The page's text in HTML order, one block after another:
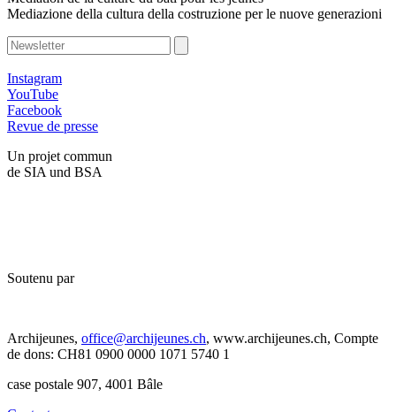
Mediazione della cultura della costruzione per le nuove generazioni
Instagram
YouTube
Facebook
Revue de presse
Un projet commun
de SIA und BSA
Soutenu par
Archijeunes, office@archijeunes.ch, www.archijeunes.ch, Compte
de dons: CH81 0900 0000 1071 5740 1
case postale 907, 4001 Bâle